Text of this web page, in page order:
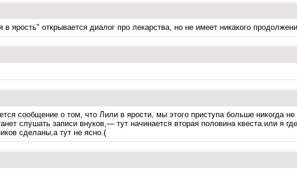
ярость" открывается диалог про лекарства, но не имеет никакого
сообщение о том, что Лили в ярости, мы этого приступа больше никогда
слушать записи внуков,— тут начинается вторая половина квеста.или я
сделаны,а тут не ясно.(